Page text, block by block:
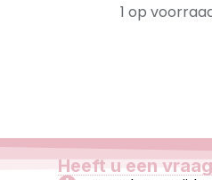
1 op
Heeft u een